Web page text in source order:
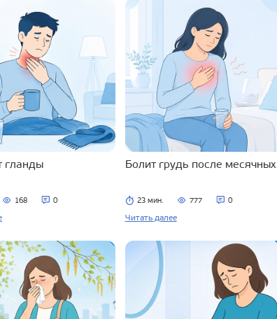
гланды
168 0
Болит грудь после месячных
23 мин. 777 0
Читать далее